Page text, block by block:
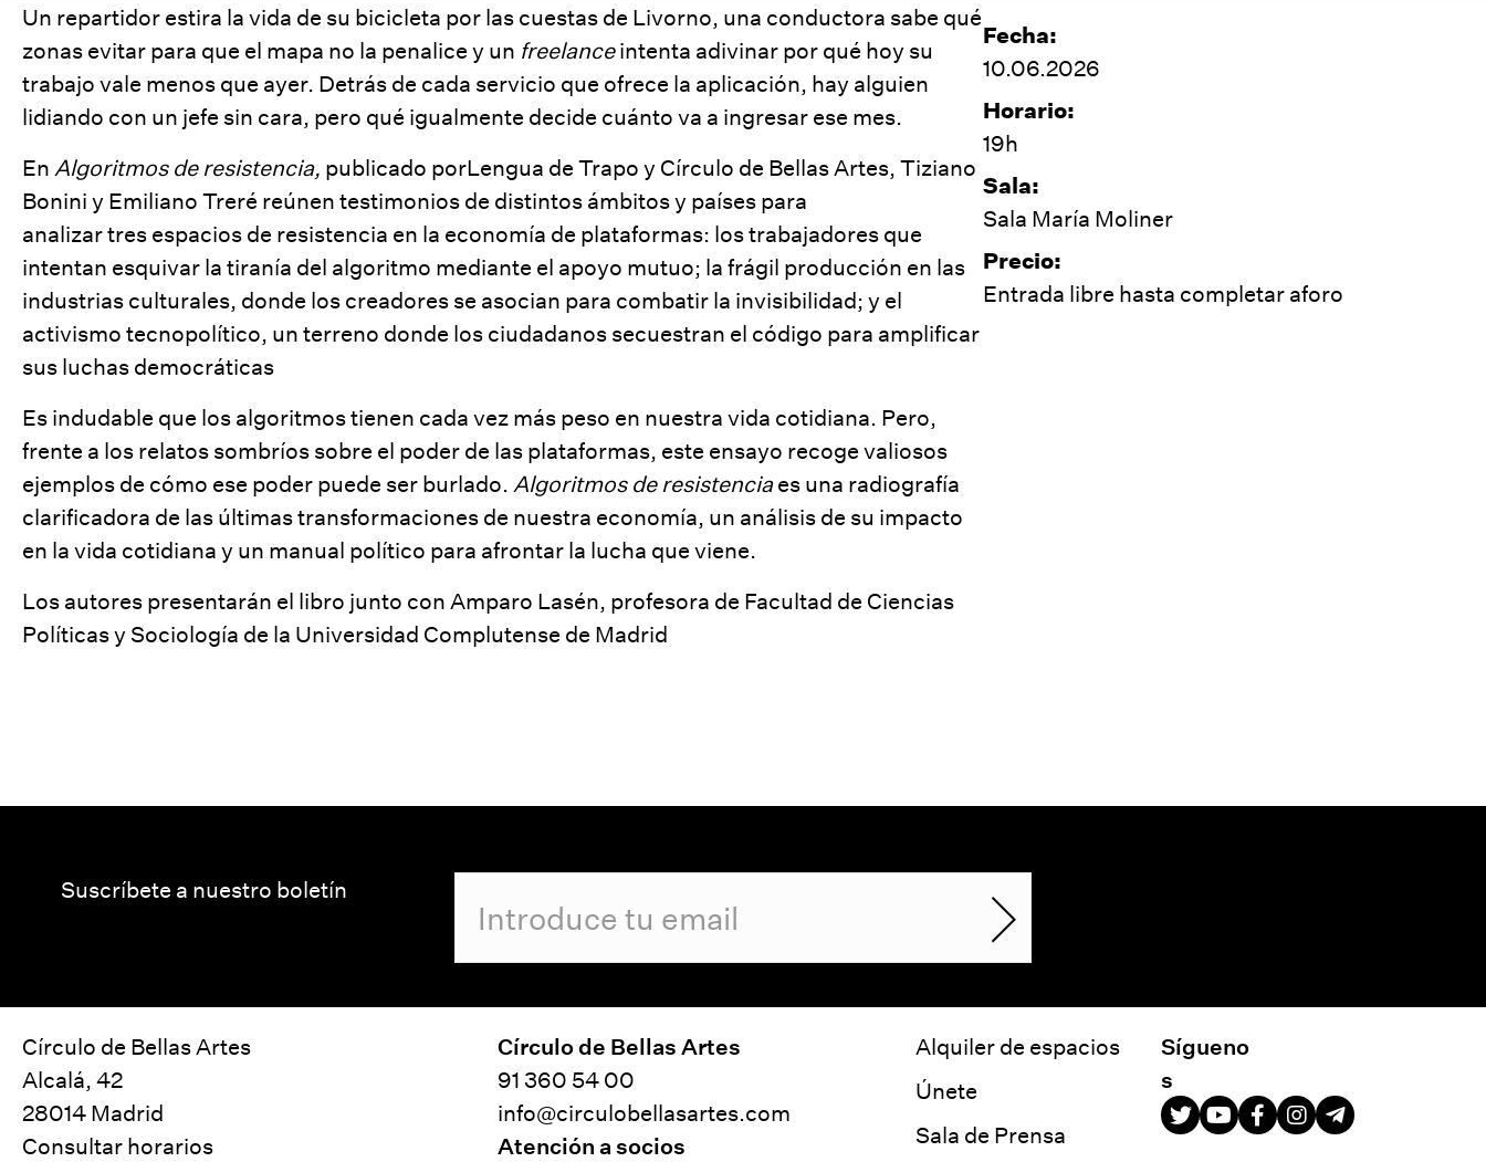
Un repartidor estira la vida de su bicicleta por las cuestas de Livorno, una conductora sabe qué
zonas evitar para que el mapa no la penalice y un freelanceintenta adivinar por qué hoy su
trabajo vale menos que ayer. Detrás de cada servicio que ofrece la aplicación, hay alguien
lidiando con un jefe sin cara, pero qué igualmente decide cuánto va a ingresar ese mes.
En Algoritmos de resistencia, publicado porLengua de Trapo y Círculo de Bellas Artes, Tiziano
Bonini y Emiliano Treré reúnen testimonios de distintos ámbitos y países para
analizar tres espacios de resistencia en la economía de plataformas: los trabajadores que
intentan esquivar la tiranía del algoritmo mediante el apoyo mutuo; la frágil producción en las
industrias culturales, donde los creadores se asocian para combatir la invisibilidad; y el
activismo tecnopolítico, un terreno donde los ciudadanos secuestran el código para amplificar
sus luchas democráticas
Es indudable que los algoritmos tienen cada vez más peso en nuestra vida cotidiana. Pero,
frente a los relatos sombríos sobre el poder de las plataformas, este ensayo recoge valiosos
ejemplos de cómo ese poder puede ser burlado. Algoritmos de resistenciaes una radiografía
clarificadora de las últimas transformaciones de nuestra economía, un análisis de su impacto
en la vida cotidiana y un manual político para afrontar la lucha que viene.
Los autores presentarán el libro junto con Amparo Lasén, profesora de Facultad de Ciencias
Políticas y Sociología de la Universidad Complutense de Madrid
Fecha:
10.06.2026
Horario:
19h
Sala:
Sala María Moliner
Precio:
Entrada libre hasta completar aforo
Suscríbete a nuestro boletín
Círculo de Bellas Artes
Alcalá, 42
28014 Madrid
Consultar horarios
Círculo de Bellas Artes
91 360 54 00
info@circulobellasartes.com
Atención a socios
Alquiler de espacios
Únete
Sala de Prensa
Sígueno
s